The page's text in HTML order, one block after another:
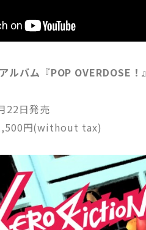
バム『POP OVERDOSE！』
22日発売
円(without tax)